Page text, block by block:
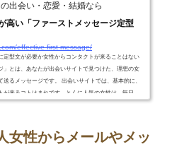
出会い・恋愛・結婚なら
高い「ファーストメッセージ定型
effective-first-message/
定型文が必要か女性からコンタクトが来ることはない
」とは、あなたが出会いサイトで見つけた、理想の女
るメッセージです。 出会いサイトでは、基本的に、
が来るコトはまれです。とくに人気の女性は、毎日、
て、気...
女性からメールやメッ